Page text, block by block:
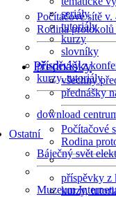
Počítačové sítě v.
Rodina
příspěvky z
kurzy, tutoriály
download
Ostatní
Báječný svět
Muzeum
seriály
tutoriály
kurzy
slovníky
Přednášky
všechny
přednášky
Počítačové
Rodina
příspěvky z
kurzy,